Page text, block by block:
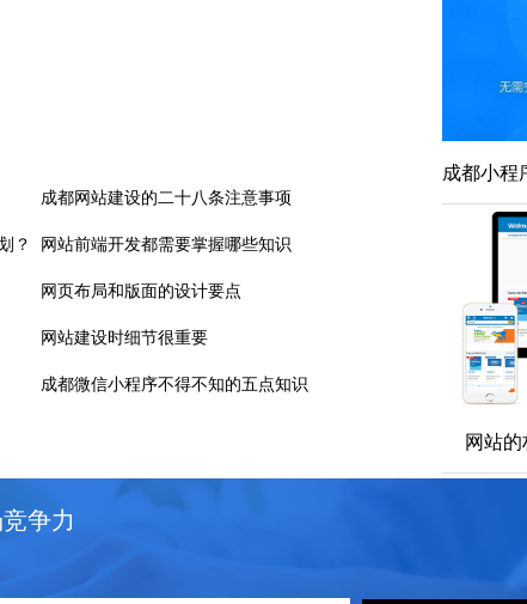
成都网站建设的二十八条注意事项
？ 网站前端开发都需要掌握哪些知识
网页布局和版面的设计要点
网站建设时细节很重要
成都微信小程序不得不知的五点知识
网站
争力